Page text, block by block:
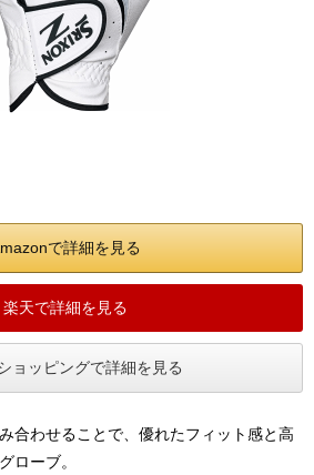
で詳細を見る
楽天で詳細を見る
ョッピングで詳細を見る
合わせることで、優れたフィット感と高
ローブ。